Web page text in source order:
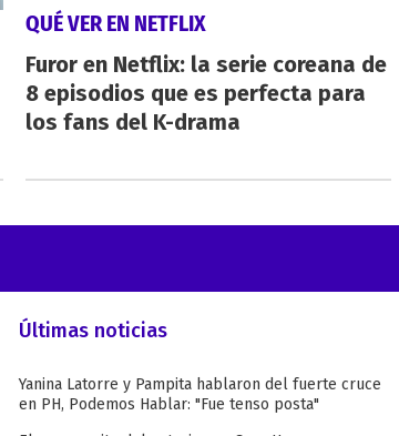
QUÉ VER EN NETFLIX
Furor en Netflix: la serie coreana de
8 episodios que es perfecta para
los fans del K-drama
Últimas noticias
Yanina Latorre y Pampita hablaron del fuerte cruce
en PH, Podemos Hablar: "Fue tenso posta"